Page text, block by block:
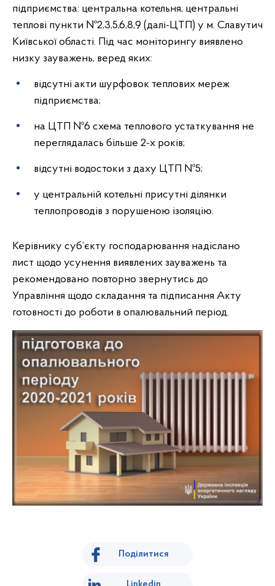
підприємства: центральна котельня, центральні
теплові пункти №2,3,5,6,8,9 (далі-ЦТП) у м. Славутич
Київської області. Під час моніторингу виявлено
низку зауважень, веред яких:
відсутні акти шурфовок теплових мереж
підприємства;
на ЦТП №6 схема теплового устаткування не
переглядалась більше 2-х років;
відсутні водостоки з даху ЦТП №5;
у центральній котельні присутні ділянки
теплопроводів з порушеною ізоляцію.
Керівнику суб’єкту господарювання надіслано
лист щодо усунення виявлених зауважень та
рекомендовано повторно звернутись до
Управління щодо складання та підписання Акту
готовності до роботи в опалювальний період.
Поділитися